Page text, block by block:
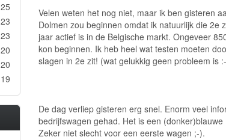
25
23
23
20
20
19
Velen weten het nog niet, maar ik ben gisteren
Dolmen zou beginnen omdat ik natuurlijk die
jaar actief is in de Belgische markt. Ongeveer
kon beginnen. Ik heb heel wat testen moeten
slagen in 2e zit! (wat gelukkig geen probleem is
De dag verliep gisteren erg snel. Enorm veel
bedrijfswagen gehad. Het is een
Zeker niet slecht voor een eerste wagen ;-).